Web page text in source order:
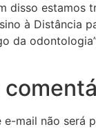
disso estamos
à Distância
da
e-mail não será